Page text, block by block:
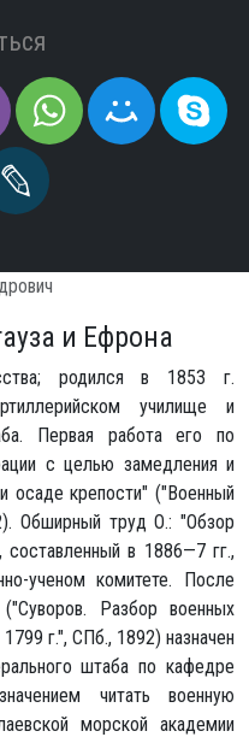
и Ефрона
родился в 1853 г.
училище и
Первая работа его по
с целью замедления и
осаде крепости" ("Военный
Обширный труд О.: "Обзор
составленный в 1886—7 гг.,
ученом комитете. После
("Суворов. Разбор военных
г.", СПб., 1892) назначен
штаба по кафедре
читать военную
морской академии